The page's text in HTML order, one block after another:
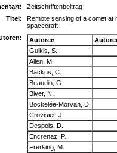
Zeitschriftenbeitrag
Titel:
Remote sensing of a comet at
spacecraft
Autoren
Gulkis, S.
Allen, M.
Backus, C.
Beaudin, G.
Biver, N.
Bockelée-Morvan, D.
Crovisier, J.
Despois, D.
Encrenaz, P.
Frerking, M.